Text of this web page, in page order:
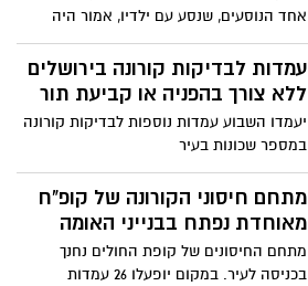
אחד הנוסעים, שנסע עם ילדיו, אמור היה
לשהות בבידוד לאחר שאשתו נדבקה
בקורונה. הנוסע החשוד הורד מהאוטובוס עם
ילדיו וכנגדו יירשם דו"ח בהתאם
עמדות לבדיקות קורונה בירושלים
ללא צורך בהפניה או קביעת תור
יעמדו השבוע עמדות נוספות לבדיקות קורונה
במספר שכונות בעיר
מתחם חיסוני הקורונה של קופ"ח
מאוחדת נפתח בבנייני האומה
מתחם החיסונים של קופת החולים נחנך
בכניסה לעיר. במקום יופעלו 26 עמדות